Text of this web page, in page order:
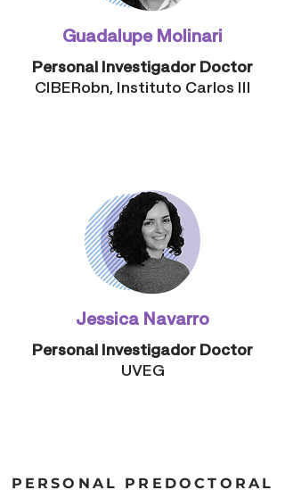
Guadalupe Molinari
Personal Investigador Doctor
CIBERobn, Instituto Carlos III
Jessica Navarro
Personal Investigador Doctor
UVEG
PERSONAL PREDOCTORAL